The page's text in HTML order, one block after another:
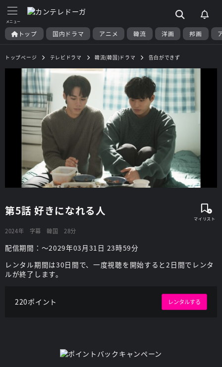
トップ 国内ドラマ アニメ 韓流 洋画 邦画
トップページ テレビドラマ 韓流(韓国)ドラマ 告白ができず
第5話 好きになれる人
2024年 字幕 韓国 28分
配信期間：～2029年03月31日 23時59分
レンタル期間は30日間で、一度視聴を開始すると2日間でレンタ
ルが終了します。
220ポイント レンタルする